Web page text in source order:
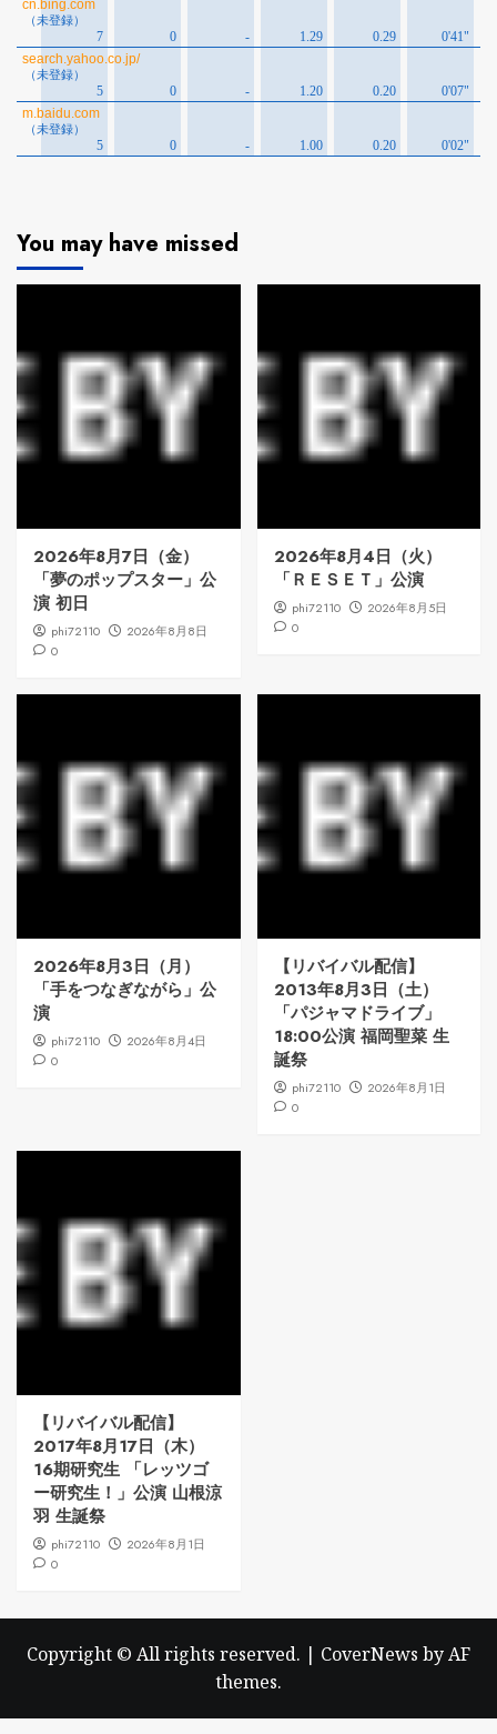
You may have missed
2026年8月7日（金）
「夢のポップスター」公
演 初日
phi72110
2026年8月8日
0
2026年8月4日（火）
「ＲＥＳＥＴ」公演
phi72110
2026年8月5日
0
2026年8月3日（月）
「手をつなぎながら」公
演
phi72110
2026年8月4日
0
【リバイバル配信】
2013年8月3日（土）
「パジャマドライブ」
18:00公演 福岡聖菜 生
誕祭
phi72110
2026年8月1日
0
【リバイバル配信】
2017年8月17日（木）
16期研究生 「レッツゴ
ー研究生！」公演 山根涼
羽 生誕祭
phi72110
2026年8月1日
0
Copyright © All rights reserved. | CoverNews by AF
themes.